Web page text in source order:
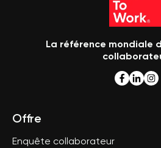
La référence mondiale
Offre
Enquête collaborateur